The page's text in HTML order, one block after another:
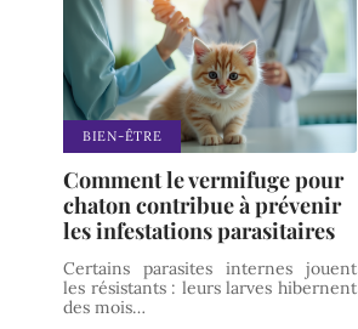
BIEN-ÊTRE
Comment le vermifuge pour
chaton contribue à prévenir
les infestations parasitaires
Certains parasites internes jouent
les résistants : leurs larves hibernent
des mois…